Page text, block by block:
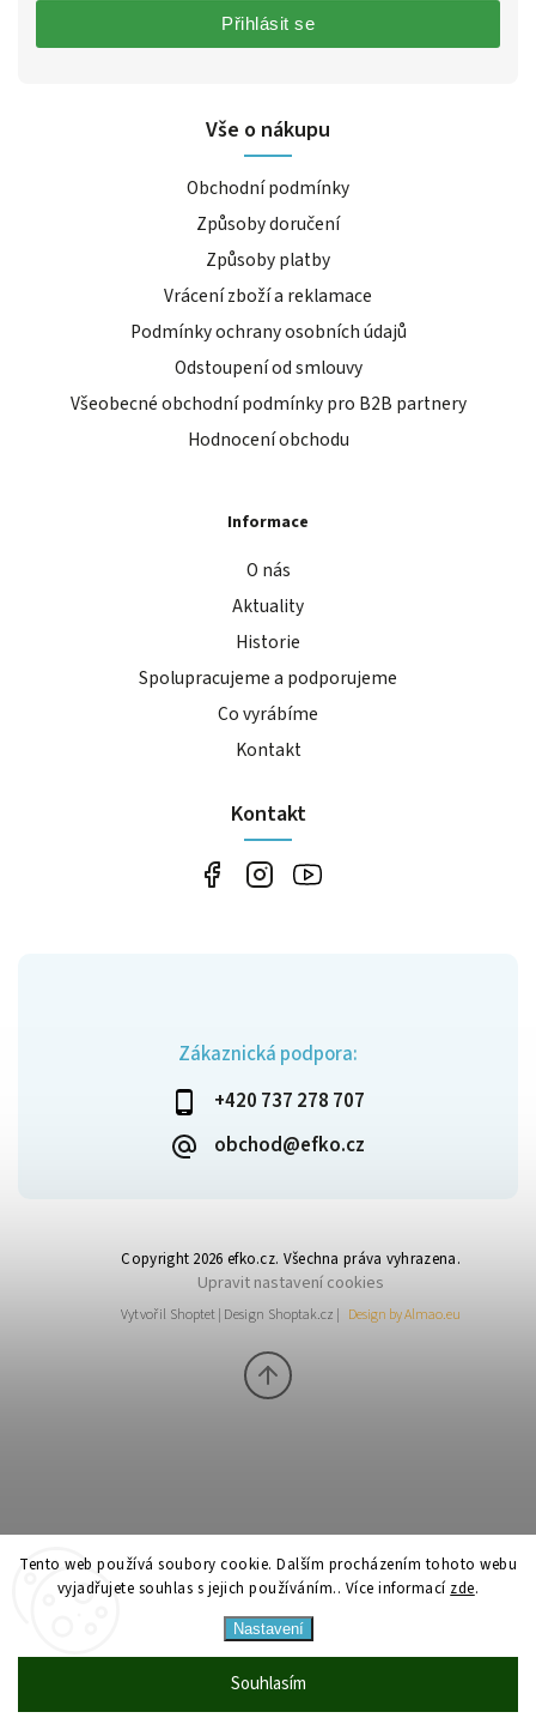
Tento web používá soubory cookie. Dalším procházením tohoto webu
vyjadřujete souhlas s jejich používáním.. Více informací zde.
Nastavení
Souhlasím
Zákaznická podpora:
+420 737 278 707
obchod@efko.cz
Vše o nákupu
Obchodní podmínky
Způsoby doručení
Způsoby platby
Vrácení zboží a reklamace
Podmínky ochrany osobních údajů
Odstoupení od smlouvy
Všeobecné obchodní podmínky pro B2B partnery
Hodnocení obchodu
Informace
O nás
Aktuality
Historie
Spolupracujeme a podporujeme
Co vyrábíme
Kontakt
Přihlásit se
Kontakt
Copyright 2026 efko.cz. Všechna práva vyhrazena.
Upravit nastavení cookies
Vytvořil Shoptet| Design Shoptak.cz | Design by Almao.eu